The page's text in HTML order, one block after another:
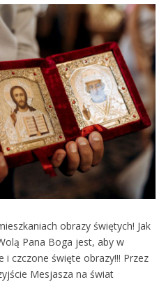
obrazy świętych! Jak
Pana Boga jest, aby w
i czczone święte obrazy!!! Przez
Mesjasza na świat